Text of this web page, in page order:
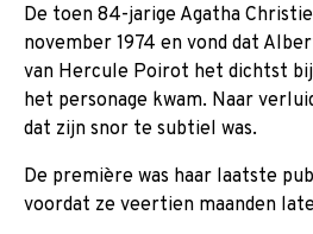
De toen 84-jarige Agatha
november 1974 en vond dat
van Hercule Poirot het dichtst
het personage kwam. Naar
dat zijn snor te subtiel was.
De première was haar laatste
voordat ze veertien maanden